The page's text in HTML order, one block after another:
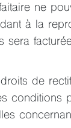
ne
à la
sera
de
conditions